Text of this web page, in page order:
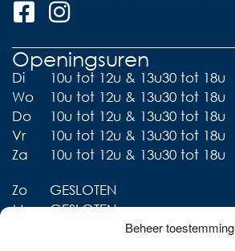
Beheer toestemming
Openingsuren
Di
10u tot 12u & 13u30 tot 18u
Wo
10u tot 12u & 13u30 tot 18u
Do
10u tot 12u & 13u30 tot 18u
Vr
10u tot 12u & 13u30 tot 18u
Za
10u tot 12u & 13u30 tot 18u
Zo
GESLOTEN
Ma
GESLOTEN